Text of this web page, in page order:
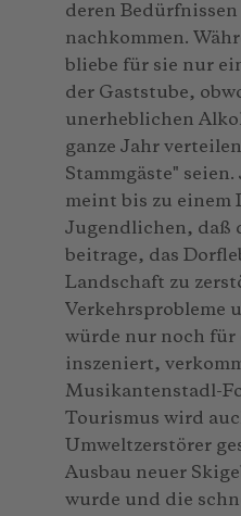
deren Bedürfnissen
nachkommen.
bliebe für sie nur
der Gaststube,
unerheblichen
ganze Jahr
Stammgäste"
meint bis zu einem
Jugendlichen, daß
beitrage, das
Landschaft zu
Verkehrsprobleme
würde nur noch für
inszeniert,
Musikantenstadl-
Tourismus wird
Umweltzerstörer
Ausbau neuer
wurde und die